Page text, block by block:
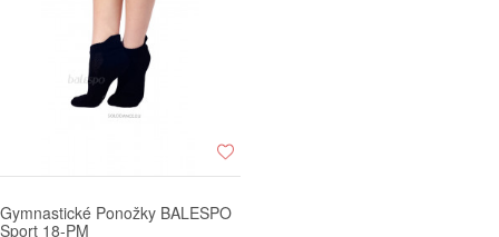
Gymnastické Ponožky BALESPO
Sport 18-PM